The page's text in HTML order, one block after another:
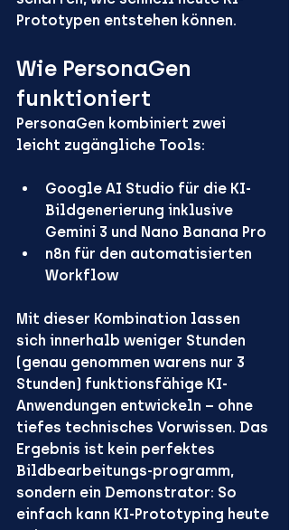
Prototypen entstehen können.
Wie PersonaGen
funktioniert
PersonaGen kombiniert zwei
leicht zugängliche Tools:
Google AI Studio für die KI-
Bildgenerierung inklusive
Gemini 3 und Nano Banana Pro
n8n für den automatisierten
Workflow
Mit dieser Kombination lassen
sich innerhalb weniger Stunden
(genau genommen warens nur 3
Stunden) funktionsfähige KI-
Anwendungen entwickeln – ohne
tiefes technisches Vorwissen. Das
Ergebnis ist kein perfektes
Bildbearbeitungs-programm,
sondern ein Demonstrator: So
einfach kann KI-Prototyping heute